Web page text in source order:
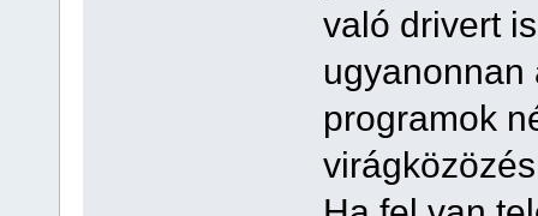
való drivert
ugyanonnan
programok